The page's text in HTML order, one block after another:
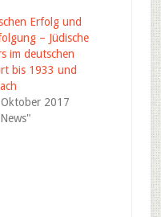
Erfolg und
– Jüdische
im deutschen
bis 1933 und
2017